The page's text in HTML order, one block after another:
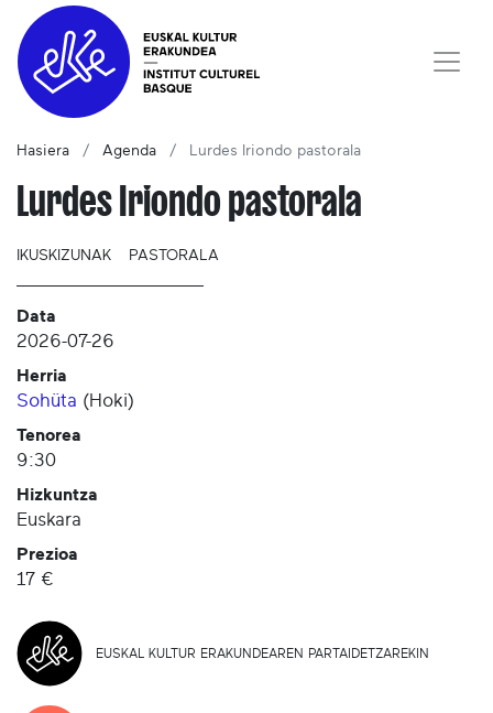
Hasiera Agenda Lurdes Iriondo pastorala
Lurdes Iriondo pastorala
IKUSKIZUNAK PASTORALA
Data
2026-07-26
Herria
Sohüta (Hoki)
Tenorea
9:30
Hizkuntza
Euskara
Prezioa
17 €
EUSKAL KULTUR ERAKUNDEAREN PARTAIDETZAREKIN